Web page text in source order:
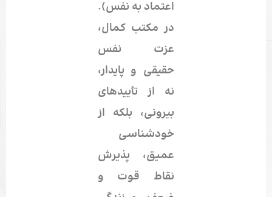
اعتماد به نفس).
در مکتب کمال،
عزت نفس
حقیقی و پایدار،
نه از تأییدهای
بیرونی، بلکه از
خودشناسی
عمیق، پذیرش
نقاط قوت و